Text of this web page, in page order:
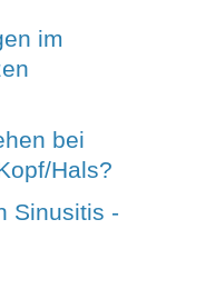
im
bei
Hals?
Sinusitis -